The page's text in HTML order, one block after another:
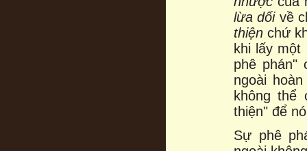
lừa dốivề
thiệnchứ
khi lấy
phê phán"
ngoài
không thể
thiện" để
Sự phê